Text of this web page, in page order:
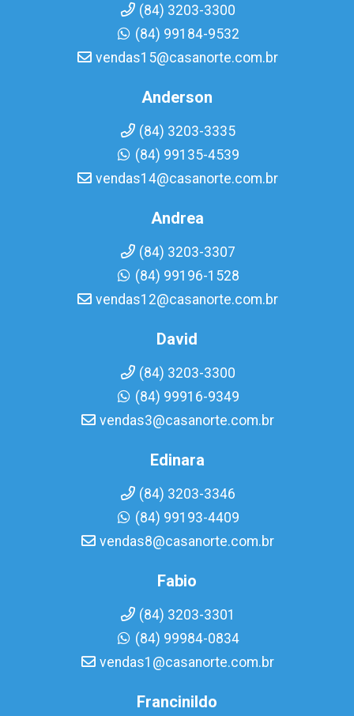
(84) 3203-3300
(84) 99184-9532
vendas15@casanorte.com.br
Anderson
(84) 3203-3335
(84) 99135-4539
vendas14@casanorte.com.br
Andrea
(84) 3203-3307
(84) 99196-1528
vendas12@casanorte.com.br
David
(84) 3203-3300
(84) 99916-9349
vendas3@casanorte.com.br
Edinara
(84) 3203-3346
(84) 99193-4409
vendas8@casanorte.com.br
Fabio
(84) 3203-3301
(84) 99984-0834
vendas1@casanorte.com.br
Francinildo